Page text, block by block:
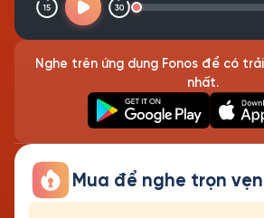
Nghe trên ứng dụng Fonos để có
nhất.
Mua để nghe trọn vẹn